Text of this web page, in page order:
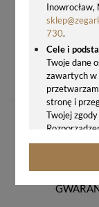
730.
Cele i
Twoje dane
zawartych w
stronę i
Twojej
2016/679 z
fizycznych